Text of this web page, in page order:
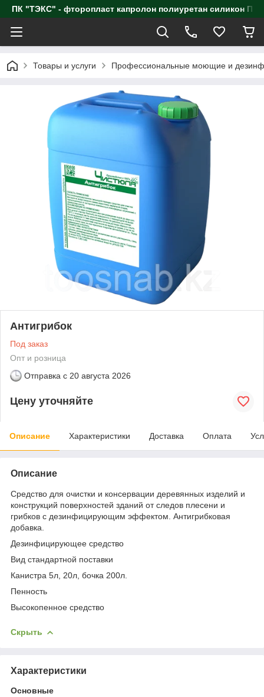
ПК "ТЭКС" - фторопласт капролон полиуретан
Товары и услуги Профессиональные моющие и
Антигрибок
Под заказ
Опт и розница
Отправка с 20 августа 2026
Цену уточняйте
Описание Характеристики Доставка Оплата
Описание
Средство для очистки и консервации деревянных изделий и
конструкций поверхностей зданий от следов плесени и
грибков с дезинфицирующим эффектом. Антигрибковая
добавка.
Дезинфицирующее средство
Вид стандартной поставки
Канистра 5л, 20л, бочка 200л.
Пенность
Высокопенное средство
Скрыть
Характеристики
Основные